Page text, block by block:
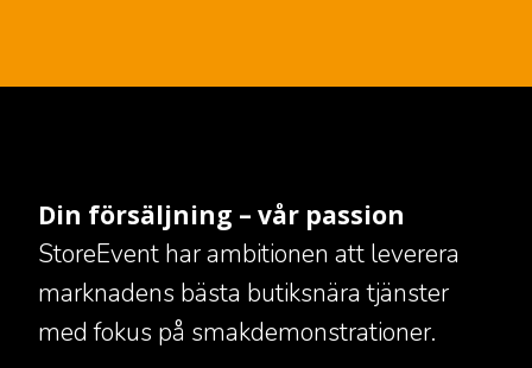
Din försäljning – vår passion
StoreEvent har ambitionen att leverera
marknadens bästa butiksnära tjänster
med fokus på smakdemonstrationer.